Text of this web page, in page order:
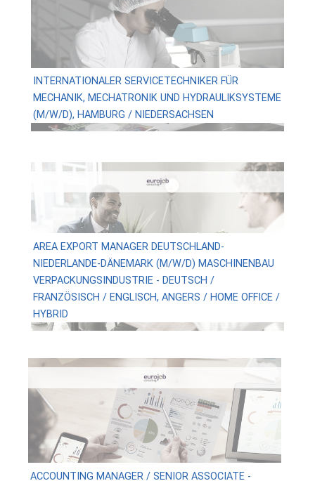
INTERNATIONALER SERVICETECHNIKER FÜR
MECHANIK, MECHATRONIK UND HYDRAULIKSYSTEME
(M/W/D), HAMBURG / NIEDERSACHSEN
AREA EXPORT MANAGER DEUTSCHLAND-
NIEDERLANDE-DÄNEMARK (M/W/D) MASCHINENBAU
VERPACKUNGSINDUSTRIE - DEUTSCH /
FRANZÖSISCH / ENGLISCH, ANGERS / HOME OFFICE /
HYBRID
ACCOUNTING MANAGER / SENIOR ASSOCIATE -